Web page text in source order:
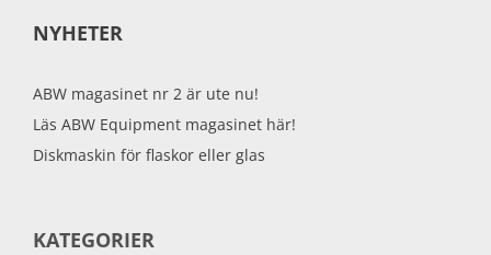
NYHETER
ABW magasinet nr 2 är ute nu!
Läs ABW Equipment magasinet här!
Diskmaskin för flaskor eller glas
KATEGORIER